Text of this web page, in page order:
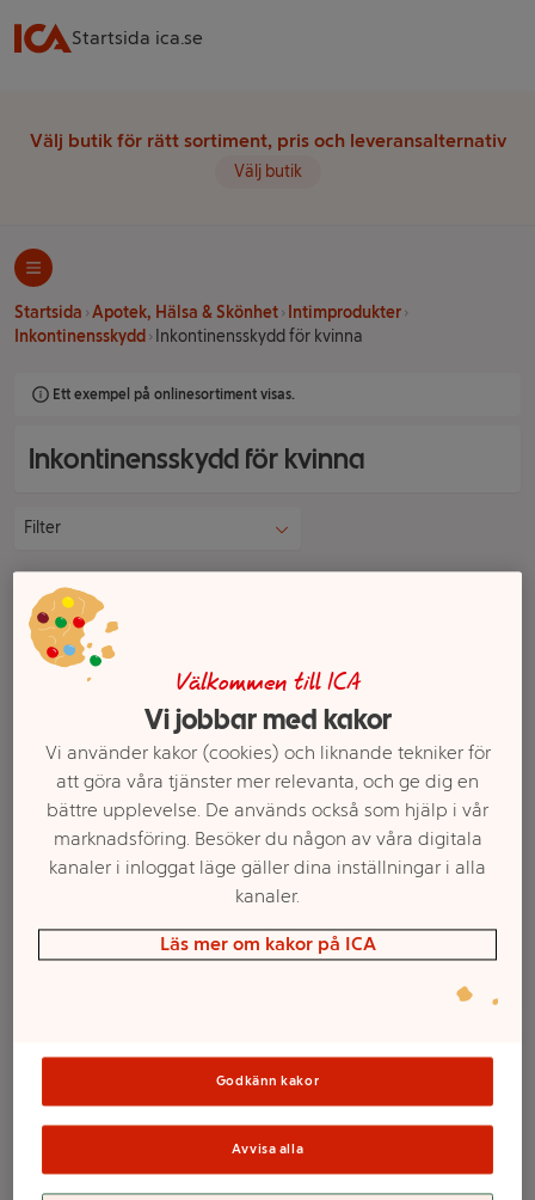
Startsida ica.se
Välj butik för rätt sortiment, pris och leveransalternativ
Välj butik
Startsida Apotek, Hälsa & Skönhet
Intimprodukter
Inkontinensskydd
Inkontinensskydd för kvinna
Ett exempel på onlinesortiment visas.
Inkontinensskydd för kvinna
Filter
Trosskydd discreet Ultra
Mini Plus 24-p
Välj butik
Inkontinens Discreet
Base 24-p Always
Välj butik
Välkommen till ICA
Vi jobbar med kakor
Vi använder kakor (cookies) och liknande tekniker för
att göra våra tjänster mer relevanta, och ge dig en
bättre upplevelse. De används också som hjälp i vår
marknadsföring. Besöker du någon av våra digitala
kanaler i inloggat läge gäller dina inställningar i alla
kanaler.
Läs mer om kakor på ICA
Godkänn kakor
Avvisa alla